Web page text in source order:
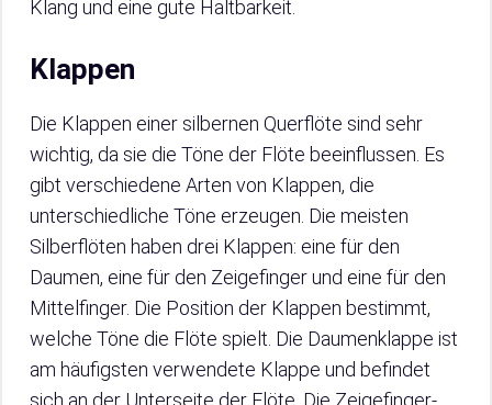
Klang und eine gute Haltbarkeit.
Klappen
Die Klappen einer silbernen Querflöte sind sehr
wichtig, da sie die Töne der Flöte beeinflussen. Es
gibt verschiedene Arten von Klappen, die
unterschiedliche Töne erzeugen. Die meisten
Silberflöten haben drei Klappen: eine für den
Daumen, eine für den Zeigefinger und eine für den
Mittelfinger. Die Position der Klappen bestimmt,
welche Töne die Flöte spielt. Die Daumenklappe ist
am häufigsten verwendete Klappe und befindet
sich an der Unterseite der Flöte. Die Zeigefinger-